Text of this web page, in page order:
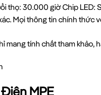
thọ: 30.000 giờ Chip
Mọi thông tin chính thức
mang tính chất tham khảo,
MPE